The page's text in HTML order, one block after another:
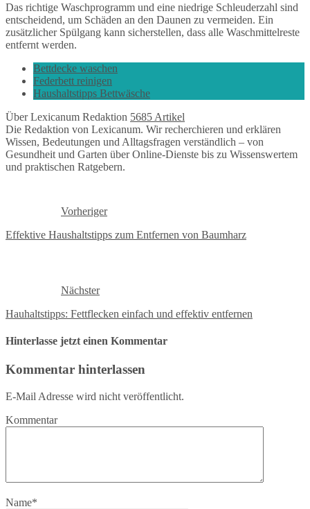
Das richtige Waschprogramm und eine niedrige Schleuderzahl sind
entscheidend, um Schäden an den Daunen zu vermeiden. Ein
zusätzlicher Spülgang kann sicherstellen, dass alle Waschmittelreste
entfernt werden.
Bettdecke waschen
Federbett reinigen
Haushaltstipps Bettwäsche
Über Lexicanum Redaktion 5685 Artikel
Die Redaktion von Lexicanum. Wir recherchieren und erklären
Wissen, Bedeutungen und Alltagsfragen verständlich – von
Gesundheit und Garten über Online-Dienste bis zu Wissenswertem
und praktischen Ratgebern.
Vorheriger
Effektive Haushaltstipps zum Entfernen von Baumharz
Nächster
Hauhaltstipps: Fettflecken einfach und effektiv entfernen
Hinterlasse jetzt einen Kommentar
Kommentar hinterlassen
E-Mail Adresse wird nicht veröffentlicht.
Kommentar
Name*